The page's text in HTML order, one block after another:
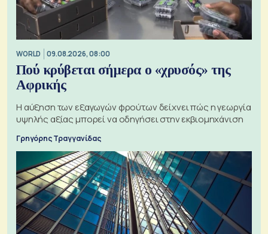
WORLD 09.08.2026, 08:00
Πού κρύβεται σήμερα ο «χρυσός» της
Αφρικής
Η αύξηση των εξαγωγών φρούτων δείχνει πώς η γεωργία
υψηλής αξίας μπορεί να οδηγήσει στην εκβιομηχάνιση
Γρηγόρης Τραγγανίδας